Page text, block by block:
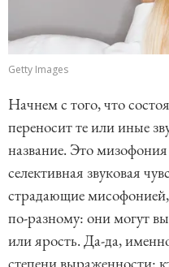
Getty Images
Начнем с того, что
переносит те или иные
название. Это
селективная звуковая
страдающие мисофонией,
по-разному: они могут
или ярость. Да-да,